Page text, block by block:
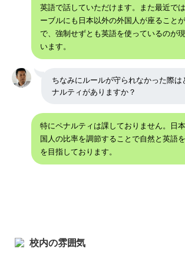
英語で話していただけます。また最近で
ーブルにも日本以外の外国人が座ること
で、強制せずとも英語を使っているのが
います。
ちなみにルールが守られなかった際は
ナルティがありますか？
特にペナルティは課しておりません。日
国人の比率を調節することで自然と英語
を目指しております。
校内の雰囲気